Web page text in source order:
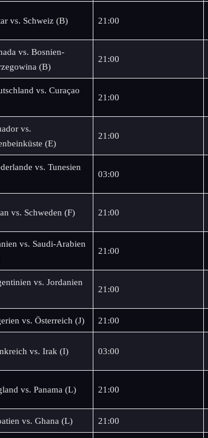
vs. Schweiz (B) 21:00
vs. Bosnien-
(B)
21:00
vs. Curaçao
21:00
vs.
(E)
21:00
vs. Tunesien
03:00
vs. Schweden (F) 21:00
vs. Saudi-Arabien
21:00
vs. Jordanien
21:00
vs. Österreich (J) 21:00
vs. Irak (I) 03:00
vs. Panama (L) 21:00
vs. Ghana (L) 21:00